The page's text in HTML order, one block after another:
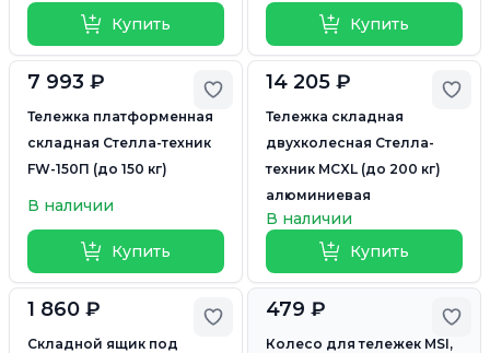
Купить
Купить
Добавить в избранное
7 993 ₽
Тележка платформенная
складная Стелла-техник
FW-150П (до 150 кг)
В наличии
Купить
14 205 ₽
Тележка складная
двухколесная Стелла-
техник MCXL (до 200 кг)
алюминиевая
В наличии
Купить
Добавить в избранное
1 860 ₽
Складной ящик под
479 ₽
Колесо для тележек MSI,